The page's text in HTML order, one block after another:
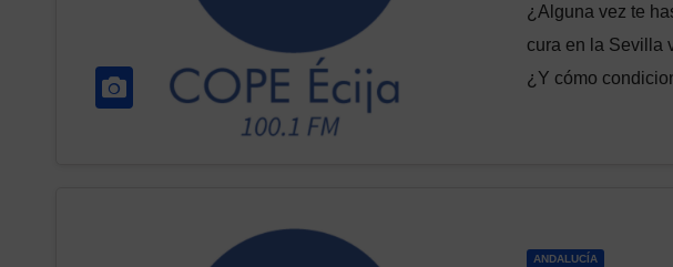
¿Alguna vez te
cura en la Sevilla
¿Y cómo
ANDALUCÍA